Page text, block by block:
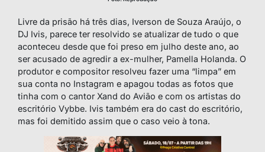
Livre da prisão há três dias, Iverson de Souza Araújo, o
DJ Ivis, parece ter resolvido se atualizar de tudo o que
aconteceu desde que foi preso em julho deste ano, ao
ser acusado de agredir a ex-mulher, Pamella Holanda. O
produtor e compositor resolveu fazer uma “limpa” em
sua conta no Instagram e apagou todas as fotos que
tinha com o cantor Xand do Avião e com os artistas do
escritório Vybbe. Ivis também era do cast do escritório,
mas foi demitido assim que o caso veio à tona.